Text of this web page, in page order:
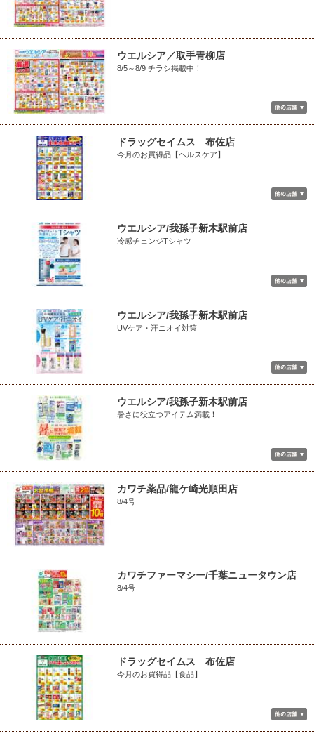
ウエルシア／取手青柳店
8/5～8/9 チラシ掲載中！
ドラッグセイムス 布佐店
今月のお買得品【ヘルスケア】
ウエルシア/我孫子新木駅前店
冷感チェンジTシャツ
ウエルシア/我孫子新木駅前店
UVケア・汗ニオイ対策
ウエルシア/我孫子新木駅前店
暑さに役立つアイテム満載！
カワチ薬品/龍ケ崎光順田店
8/4号
カワチファーマシー/千葉ニュータウン店
8/4号
ドラッグセイムス 布佐店
今月のお買得品【食品】